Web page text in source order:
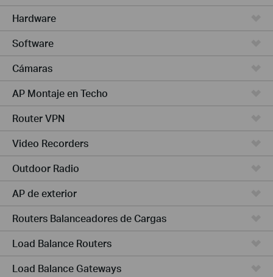
Hardware
Software
Cámaras
AP Montaje en Techo
Router VPN
Video Recorders
Outdoor Radio
AP de exterior
Routers Balanceadores de Cargas
Load Balance Routers
Load Balance Gateways